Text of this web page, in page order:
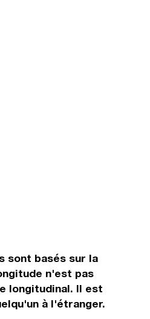
sont basés sur la
n'est pas
longitudinal. Il est
à l'étranger.